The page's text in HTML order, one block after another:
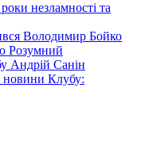
незламності та
Володимир Бойко
Розумний
Андрій Санін
новини Клубу: